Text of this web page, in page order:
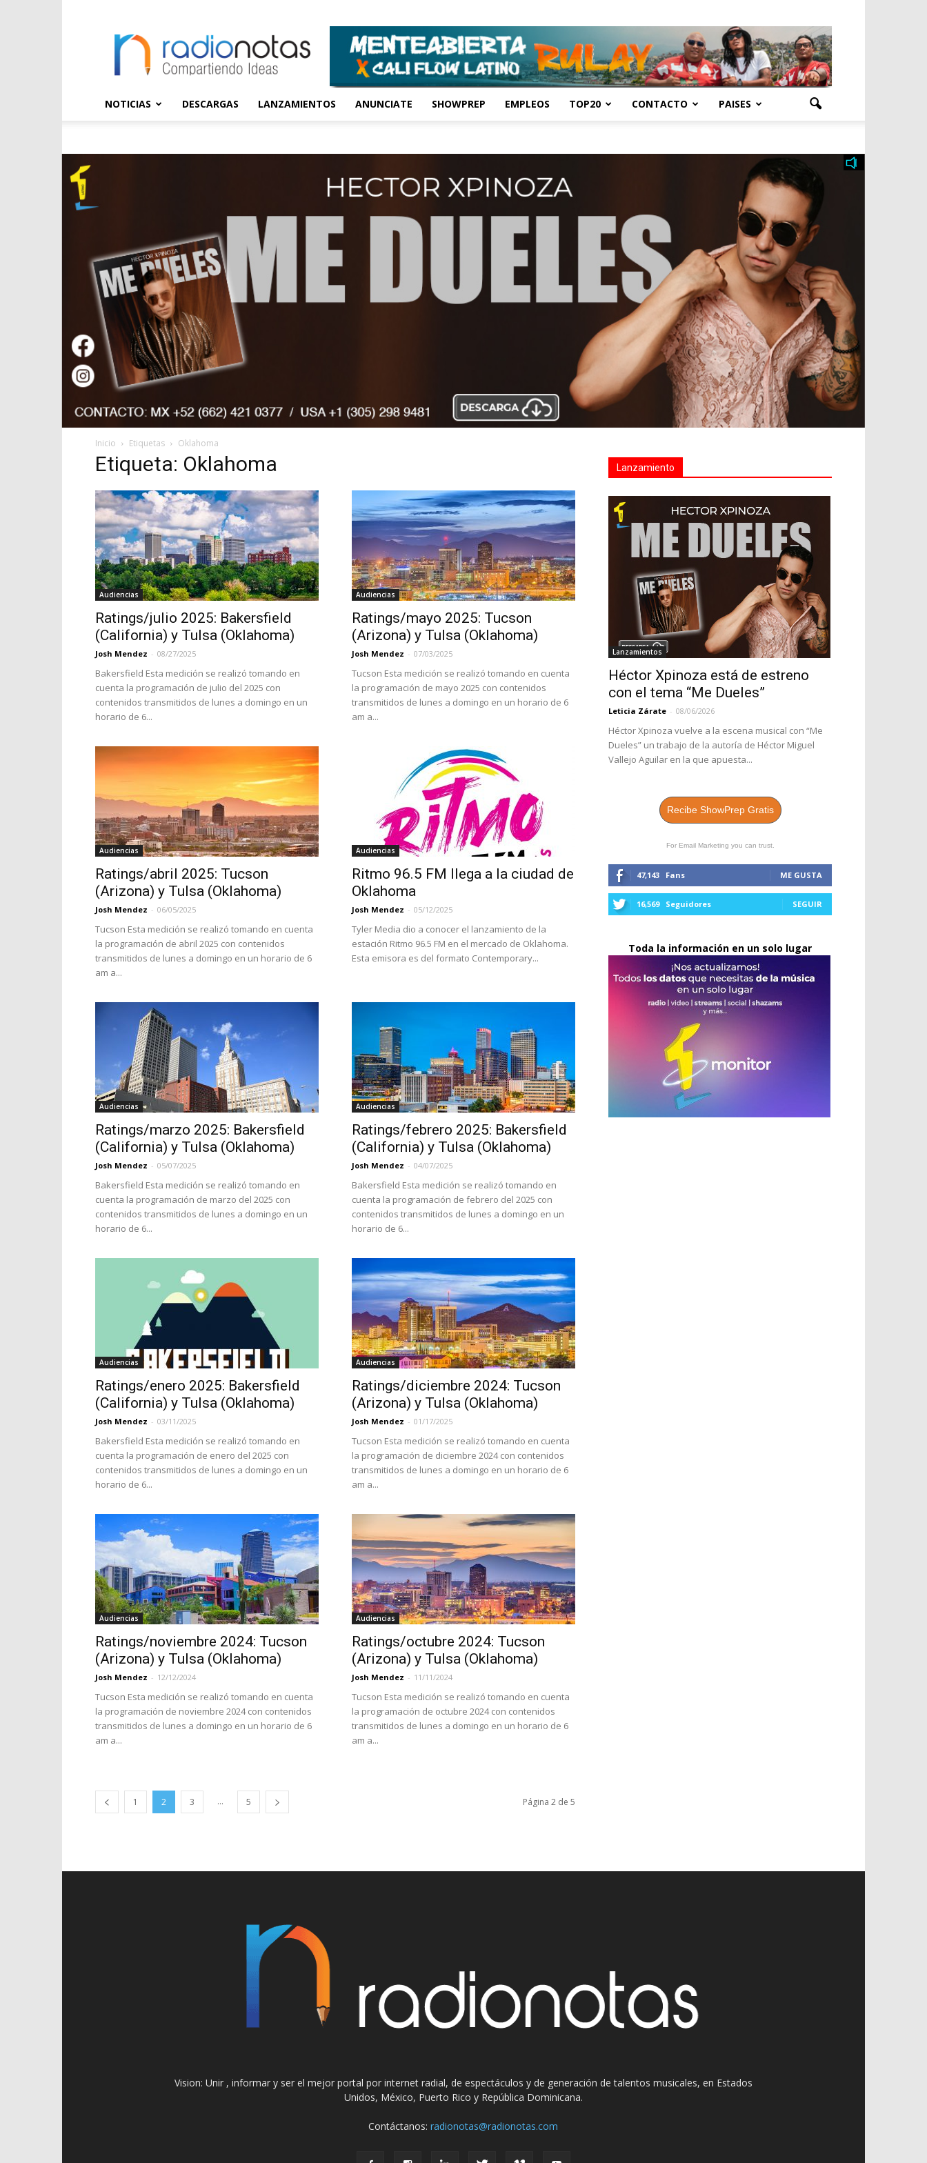
NOTICIAS DESCARGAS LANZAMIENTOS ANUNCIATE SHOWPREP EMPLEOS TOP20 CONTACTO PAISES
Inicio Etiquetas Oklahoma
Etiqueta: Oklahoma
Audiencias
Ratings/julio 2025: Bakersfield
(California) y Tulsa (Oklahoma)
Josh Mendez - 08/27/2025
Bakersfield Esta medición se realizó tomando en
cuenta la programación de julio del 2025 con
contenidos transmitidos de lunes a domingo en un
horario de 6...
Audiencias
Ratings/mayo 2025: Tucson
(Arizona) y Tulsa (Oklahoma)
Josh Mendez - 07/03/2025
Tucson Esta medición se realizó tomando en cuenta
la programación de mayo 2025 con contenidos
transmitidos de lunes a domingo en un horario de 6
am a...
Audiencias
Ratings/abril 2025: Tucson
(Arizona) y Tulsa (Oklahoma)
Josh Mendez - 06/05/2025
Tucson Esta medición se realizó tomando en cuenta
la programación de abril 2025 con contenidos
transmitidos de lunes a domingo en un horario de 6
am a...
Audiencias
Ritmo 96.5 FM llega a la ciudad de
Oklahoma
Josh Mendez - 05/12/2025
Tyler Media dio a conocer el lanzamiento de la
estación Ritmo 96.5 FM en el mercado de Oklahoma.
Esta emisora es del formato Contemporary...
Audiencias
Ratings/marzo 2025: Bakersfield
(California) y Tulsa (Oklahoma)
Josh Mendez - 05/07/2025
Bakersfield Esta medición se realizó tomando en
cuenta la programación de marzo del 2025 con
contenidos transmitidos de lunes a domingo en un
horario de 6...
Audiencias
Ratings/febrero 2025: Bakersfield
(California) y Tulsa (Oklahoma)
Josh Mendez - 04/07/2025
Bakersfield Esta medición se realizó tomando en
cuenta la programación de febrero del 2025 con
contenidos transmitidos de lunes a domingo en un
horario de 6...
Audiencias
Ratings/enero 2025: Bakersfield
(California) y Tulsa (Oklahoma)
Josh Mendez - 03/11/2025
Bakersfield Esta medición se realizó tomando en
cuenta la programación de enero del 2025 con
contenidos transmitidos de lunes a domingo en un
horario de 6...
Audiencias
Ratings/diciembre 2024: Tucson
(Arizona) y Tulsa (Oklahoma)
Josh Mendez - 01/17/2025
Tucson Esta medición se realizó tomando en cuenta
la programación de diciembre 2024 con contenidos
transmitidos de lunes a domingo en un horario de 6
am a...
Audiencias
Ratings/noviembre 2024: Tucson
(Arizona) y Tulsa (Oklahoma)
Josh Mendez - 12/12/2024
Tucson Esta medición se realizó tomando en cuenta
la programación de noviembre 2024 con contenidos
transmitidos de lunes a domingo en un horario de 6
am a...
Audiencias
Ratings/octubre 2024: Tucson
(Arizona) y Tulsa (Oklahoma)
Josh Mendez - 11/11/2024
Tucson Esta medición se realizó tomando en cuenta
la programación de octubre 2024 con contenidos
transmitidos de lunes a domingo en un horario de 6
am a...
1 2 3 ... 5 Página 2 de 5
Lanzamiento
Lanzamientos
Héctor Xpinoza está de estreno
con el tema “Me Dueles”
Leticia Zárate - 08/06/2026
Héctor Xpinoza vuelve a la escena musical con “Me
Dueles” un trabajo de la autoría de Héctor Miguel
Vallejo Aguilar en la que apuesta...
Recibe ShowPrep Gratis
For Email Marketing you can trust.
47,143 Fans ME GUSTA
16,569 Seguidores SEGUIR
Toda la información en un solo lugar
Vision: Unir , informar y ser el mejor portal por internet radial, de espectáculos y de generación de talentos musicales, en Estados
Unidos, México, Puerto Rico y República Dominicana.
Contáctanos:radionotas@radionotas.com